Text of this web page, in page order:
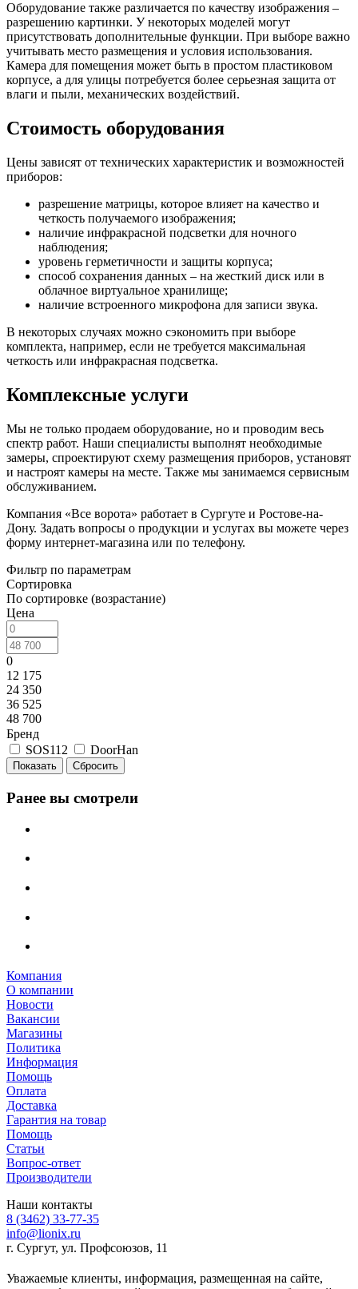
Оборудование также различается по качеству изображения –
разрешению картинки. У некоторых моделей могут
присутствовать дополнительные функции. При выборе важно
учитывать место размещения и условия использования.
Камера для помещения может быть в простом пластиковом
корпусе, а для улицы потребуется более серьезная защита от
влаги и пыли, механических воздействий.
Стоимость оборудования
Цены зависят от технических характеристик и возможностей
приборов:
разрешение матрицы, которое влияет на качество и
четкость получаемого изображения;
наличие инфракрасной подсветки для ночного
наблюдения;
уровень герметичности и защиты корпуса;
способ сохранения данных – на жесткий диск или в
облачное виртуальное хранилище;
наличие встроенного микрофона для записи звука.
В некоторых случаях можно сэкономить при выборе
комплекта, например, если не требуется максимальная
четкость или инфракрасная подсветка.
Комплексные услуги
Мы не только продаем оборудование, но и проводим весь
спектр работ. Наши специалисты выполнят необходимые
замеры, спроектируют схему размещения приборов, установят
и настроят камеры на месте. Также мы занимаемся сервисным
обслуживанием.
Компания «Все ворота» работает в Сургуте и Ростове-на-
Дону. Задать вопросы о продукции и услугах вы можете через
форму интернет-магазина или по телефону.
Фильтр по параметрам
Сортировка
По сортировке (возрастание)
Цена
0
12 175
24 350
36 525
48 700
Бренд
SOS112
DoorHan
Сбросить
Ранее вы смотрели
Компания
О компании
Новости
Вакансии
Магазины
Политика
Информация
Помощь
Оплата
Доставка
Гарантия на товар
Помощь
Статьи
Вопрос-ответ
Производители
Наши контакты
8 (3462) 33-77-35
info@lionix.ru
г. Сургут, ул. Профсоюзов, 11
Уважаемые клиенты, информация, размещенная на сайте,